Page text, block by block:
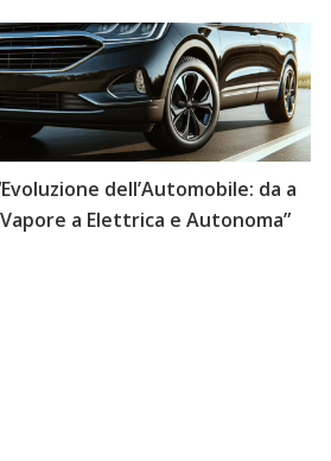
dell’Automobile: da a
Vapore a Elettrica e Autonoma”